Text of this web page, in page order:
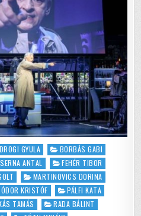
GYULA
BORBÁS GABI
ANTAL
FEHÉR TIBOR
MARTINOVICS DORINA
ÓDOR KRISTÓF
PÁLFI KATA
TAMÁS
RADA BÁLINT